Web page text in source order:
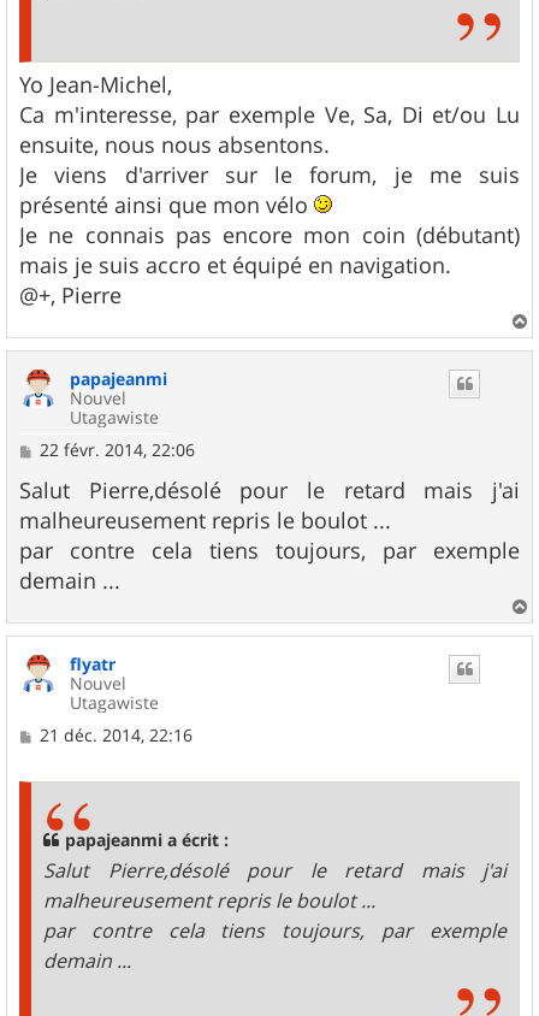
Yo Jean-Michel,
Ca m'interesse, par exemple Ve, Sa, Di et/ou Lu
ensuite, nous nous absentons.
Je viens d'arriver sur le forum, je me suis
présenté ainsi que mon vélo
Je ne connais pas encore mon coin (débutant)
mais je suis accro et équipé en navigation.
@+, Pierre
a
papajeanmi
Nouvel
Utagawiste
M
s
s
a
g
e
22 févr. 2014, 22:06
Salut Pierre,désolé pour le retard mais j'ai
malheureusement repris le boulot ...
par contre cela tiens toujours, par exemple
demain ...
a
flyatr
Nouvel
Utagawiste
M
21 déc. 2014, 22:16
papajeanmi a écrit :
Salut Pierre,désolé pour le retard mais j'ai
malheureusement repris le boulot ...
par contre cela tiens toujours, par exemple
demain ...